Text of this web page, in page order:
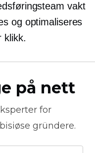
vakt
og optimaliseres
klikk.
på nett
for
gründere.